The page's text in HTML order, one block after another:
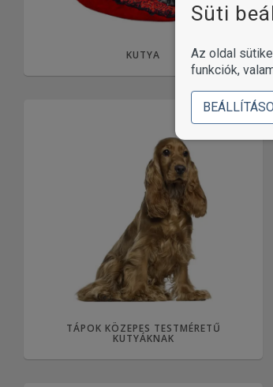
KUTYA
TÁPOK KÖZEPES TESTMÉRETŰ
KUTYÁKNAK
Süti
Az oldal
funkciók,